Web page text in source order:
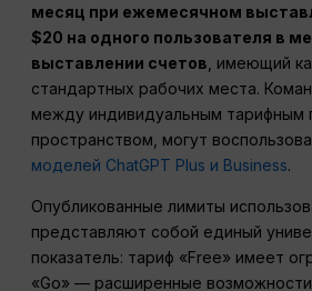
месяц при ежемесячном
$20 на одного пользователя в
выставлении счетов , имеющий
стандартных рабочих места.
между индивидуальным тарифным
пространством, могут
моделей ChatGPT Plus и Business.
Опубликованные лимиты
представляют собой единый
показатель: тариф «Free» имеет
«Go» — расширенные